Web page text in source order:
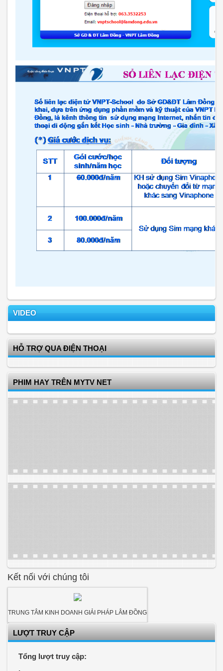
VIDEO
HỖ TRỢ QUA ĐIỆN THOẠI
PHIM HAY TRÊN MYTV NET
Kết nối với chúng tôi
TRUNG TÂM KINH DOANH GIẢI PHÁP LÂM ĐỒNG
LƯỢT TRUY CẬP
Tổng lượt truy cập: